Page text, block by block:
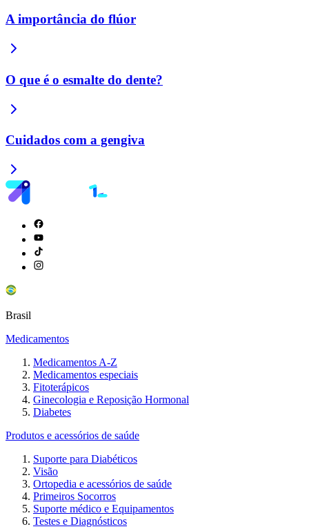
A importância do flúor
O que é o esmalte do dente?
Cuidados com a gengiva
Brasil
Medicamentos
Medicamentos A-Z
Medicamentos especiais
Fitoterápicos
Ginecologia e Reposição Hormonal
Diabetes
Produtos e acessórios de saúde
Suporte para Diabéticos
Visão
Ortopedia e acessórios de saúde
Primeiros Socorros
Suporte médico e Equipamentos
Testes e Diagnósticos